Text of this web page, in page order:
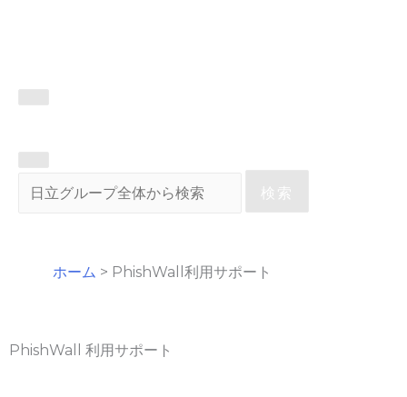
検索
ホーム > PhishWall利用サポート
PhishWall 利用サポート